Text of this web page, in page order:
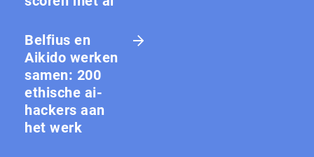
Belfius en
Aikido werken
samen: 200
ethische ai-
hackers aan
het werk